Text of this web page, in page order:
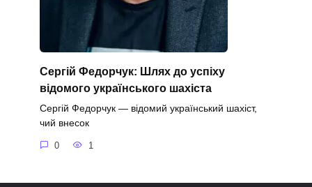
Сергій Федорчук: Шлях до успіху
відомого українського шахіста
Сергій Федорчук — відомий український шахіст,
чий внесок
0 1